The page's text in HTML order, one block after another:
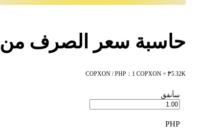
حاسبة سعر الصرف من COPXON إلى PHP
COPXON / PHP：1 COPXON = ₱5.32K
سأنفق
PHP